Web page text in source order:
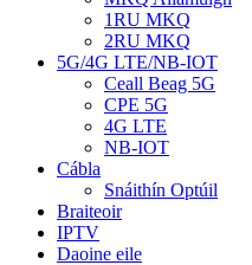
1RU MKQ
2RU MKQ
5G/4G LTE/NB-IOT
Ceall Beag 5G
CPE 5G
4G LTE
NB-IOT
Cábla
Snáithín Optúil
Braiteoir
IPTV
Daoine eile